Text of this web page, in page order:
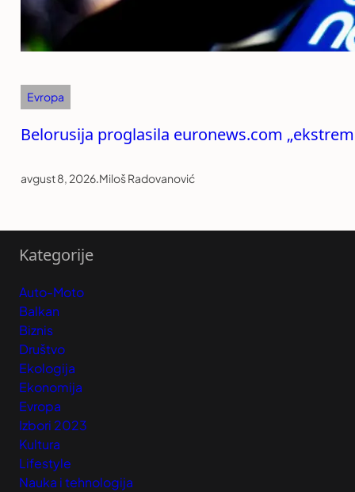
Evropa
Belorusija proglasila euronews.com
avgust 8, 2026.Miloš Radovanović
Kategorije
Auto-Moto
Balkan
Biznis
Društvo
Ekologija
Ekonomija
Evropa
Izbori 2023
Kultura
Lifestyle
Nauka i tehnologija